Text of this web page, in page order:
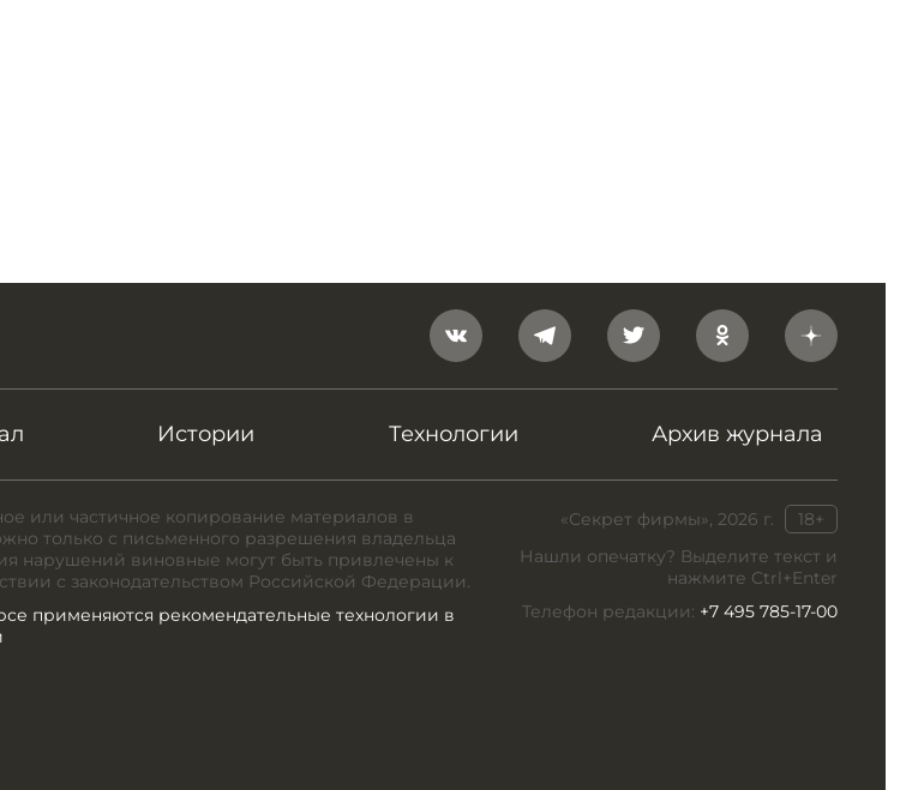
Истории Технологии Архив журнала
«Секрет фирмы», 2026 г.
18+
Нашли опечатку? Выделите текст и
нажмите Ctrl+Enter
Телефон редакции: +7 495 785-17-00
или частичное копирование материалов в
только с письменного разрешения владельца
нарушений виновные могут быть привлечены к
с законодательством Российской Федерации.
применяются рекомендательные технологии в